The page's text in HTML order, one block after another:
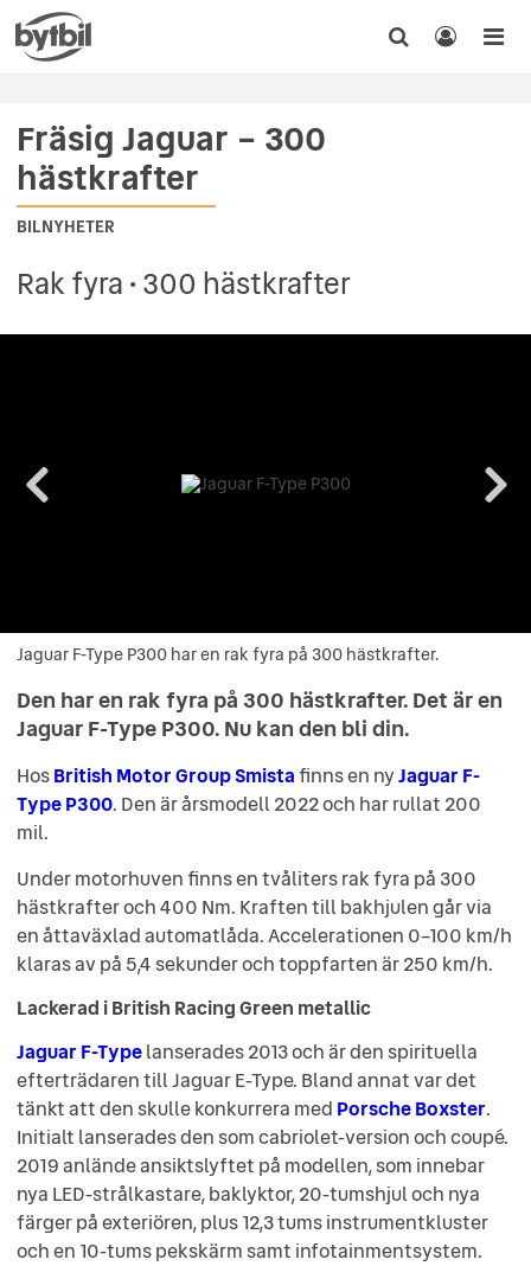
Fräsig Jaguar – 300
hästkrafter
BILNYHETER
Rak fyra • 300 hästkrafter
Jaguar F-Type P300 har en rak fyra på 300 hästkrafter.
Jaguar F-Type P300 har en rak fyra på 300 hästkrafter.
Den har en rak fyra på 300 hästkrafter. Det är en
Jaguar F-Type P300. Nu kan den bli din.
HosBritish Motor Group Smistafinns en nyJaguar F-
Type P300. Den är årsmodell 2022 och har rullat 200
mil.
Under motorhuven finns en tvåliters rak fyra på 300
hästkrafter och 400 Nm. Kraften till bakhjulen går via
en åttaväxlad automatlåda. Accelerationen 0–100 km/h
klaras av på 5,4 sekunder och toppfarten är 250 km/h.
Lackerad i British Racing Green metallic
Jaguar F-Typelanserades 2013 och är den spirituella
efterträdaren till Jaguar E-Type. Bland annat var det
tänkt att den skulle konkurrera med Porsche Boxster.
Initialt lanserades den som cabriolet-version och coupé.
2019 anlände ansiktslyftet på modellen, som innebar
nya LED-strålkastare, baklyktor, 20-tumshjul och nya
färger på exteriören, plus 12,3 tums instrumentkluster
och en 10-tums pekskärm samt infotainmentsystem.